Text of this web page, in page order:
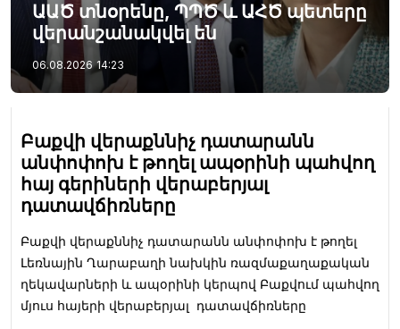
ԱԱԾ տնօրենը, ՊՊԾ և ԱՀԾ պետերը
վերանշանակվել են
06.08.2026 14:23
Բաքվի վերաքննիչ դատարանն
անփոփոխ է թողել ապօրինի պահվող
հայ գերիների վերաբերյալ
դատավճիռները
Բաքվի վերաքննիչ դատարանն անփոփոխ է թողել
Լեռնային Ղարաբաղի նախկին ռազմաքաղաքական
ղեկավարների և ապօրինի կերպով Բաքվում պահվող
մյուս հայերի վերաբերյալ դատավճիռները